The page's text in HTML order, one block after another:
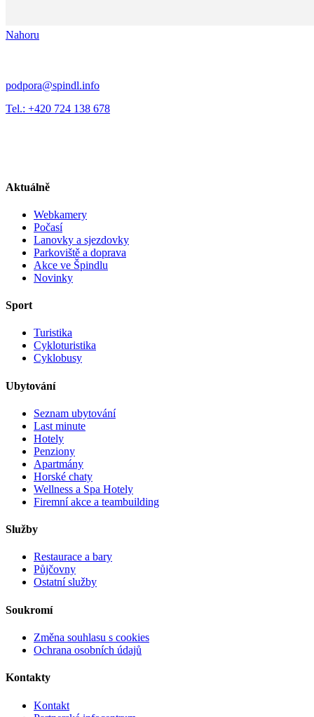
Nahoru
podpora@spindl.info
Tel.: +420 724 138 678
Aktuálně
Webkamery
Počasí
Lanovky a sjezdovky
Parkoviště a doprava
Akce ve Špindlu
Novinky
Sport
Turistika
Cykloturistika
Cyklobusy
Ubytování
Seznam ubytování
Last minute
Hotely
Penziony
Apartmány
Horské chaty
Wellness a Spa Hotely
Firemní akce a teambuilding
Služby
Restaurace a bary
Půjčovny
Ostatní služby
Soukromí
Změna souhlasu s cookies
Ochrana osobních údajů
Kontakty
Kontakt